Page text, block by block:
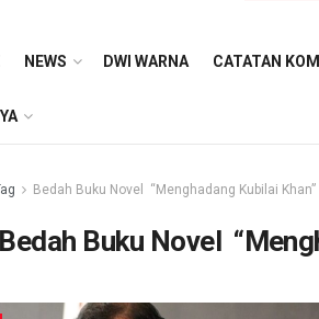
NEWS DWI WARNA CATATAN
Bedah Buku Novel “Menghadang Kubilai Khan”
Bedah Buku Novel